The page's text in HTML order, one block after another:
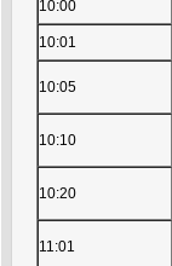
10:00
10:01
10:05
10:10
10:20
11:01